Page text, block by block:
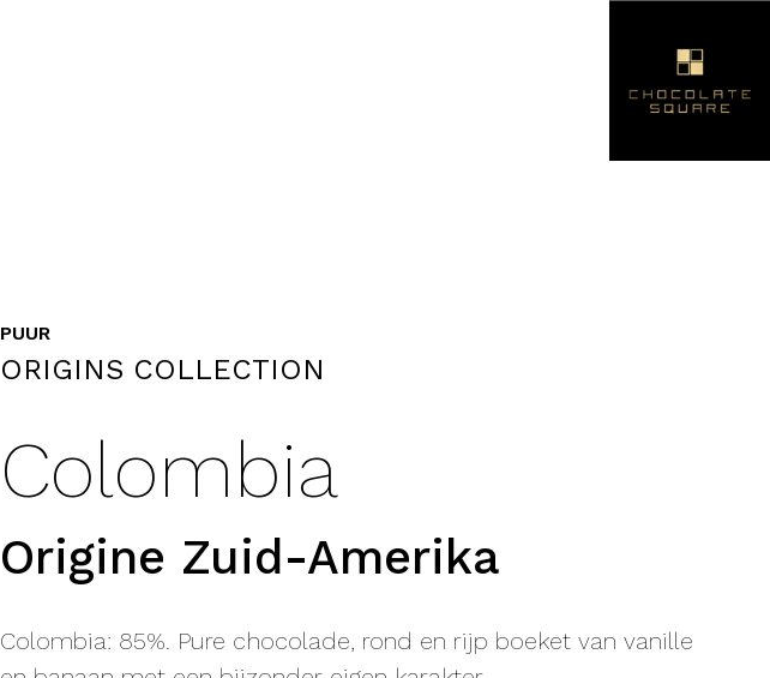
PUUR
ORIGINS COLLECTION
Colombia
Origine Zuid-Amerika
Colombia: 85%. Pure chocolade, rond en rijp boeket van vanille